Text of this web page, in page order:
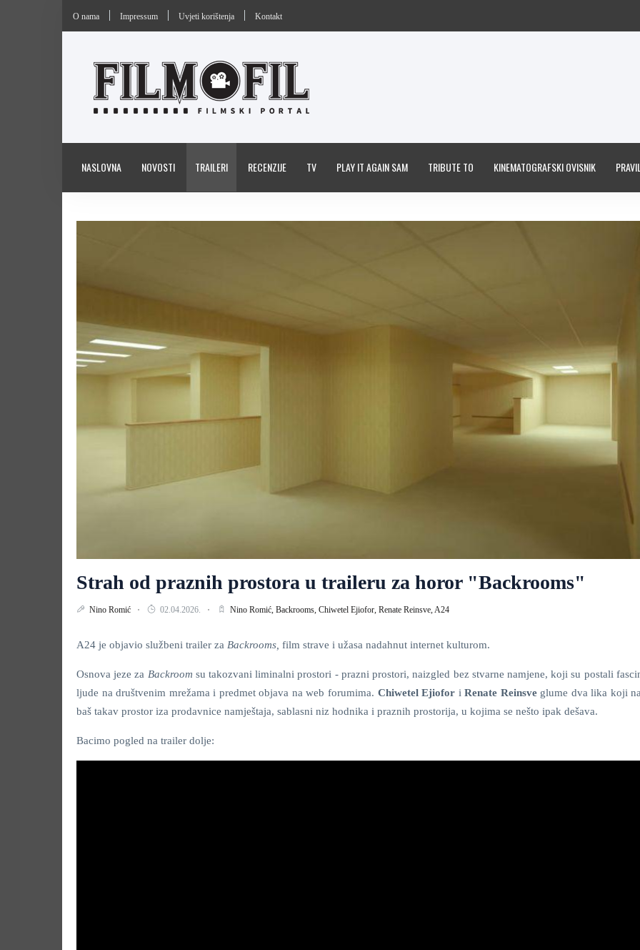
O nama Impressum Uvjeti korištenja Kontakt
NASLOVNA NOVOSTI TRAILERI RECENZIJE TV PLAY IT AGAIN SAM TRIBUTE TO KINEMATOGRAFSKI OVISNIK
Strah od praznih prostora u traileru za horor "Backrooms"
Nino Romić 02.04.2026. Nino Romić, Backrooms, Chiwetel Ejiofor, Renate Reinsve, A24
A24 je objavio službeni trailer za Backrooms, film strave i užasa nadahnut internet kulturom.
Osnova jeze za Backroom su takozvani liminalni prostori - prazni prostori, naizgled bez stvarne namjene, koji su postali
ljude na društvenim mrežama i predmet objava na web forumima. Chiwetel Ejiofor i Renate Reinsve glume dva lika koji
baš takav prostor iza prodavnice namještaja, sablasni niz hodnika i praznih prostorija, u kojima se nešto ipak dešava.
Bacimo pogled na trailer dolje: